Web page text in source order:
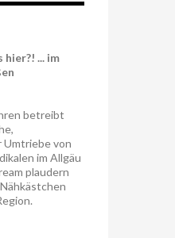
hier?! ... im
betreibt
Umtriebe von
im Allgäu
plaudern